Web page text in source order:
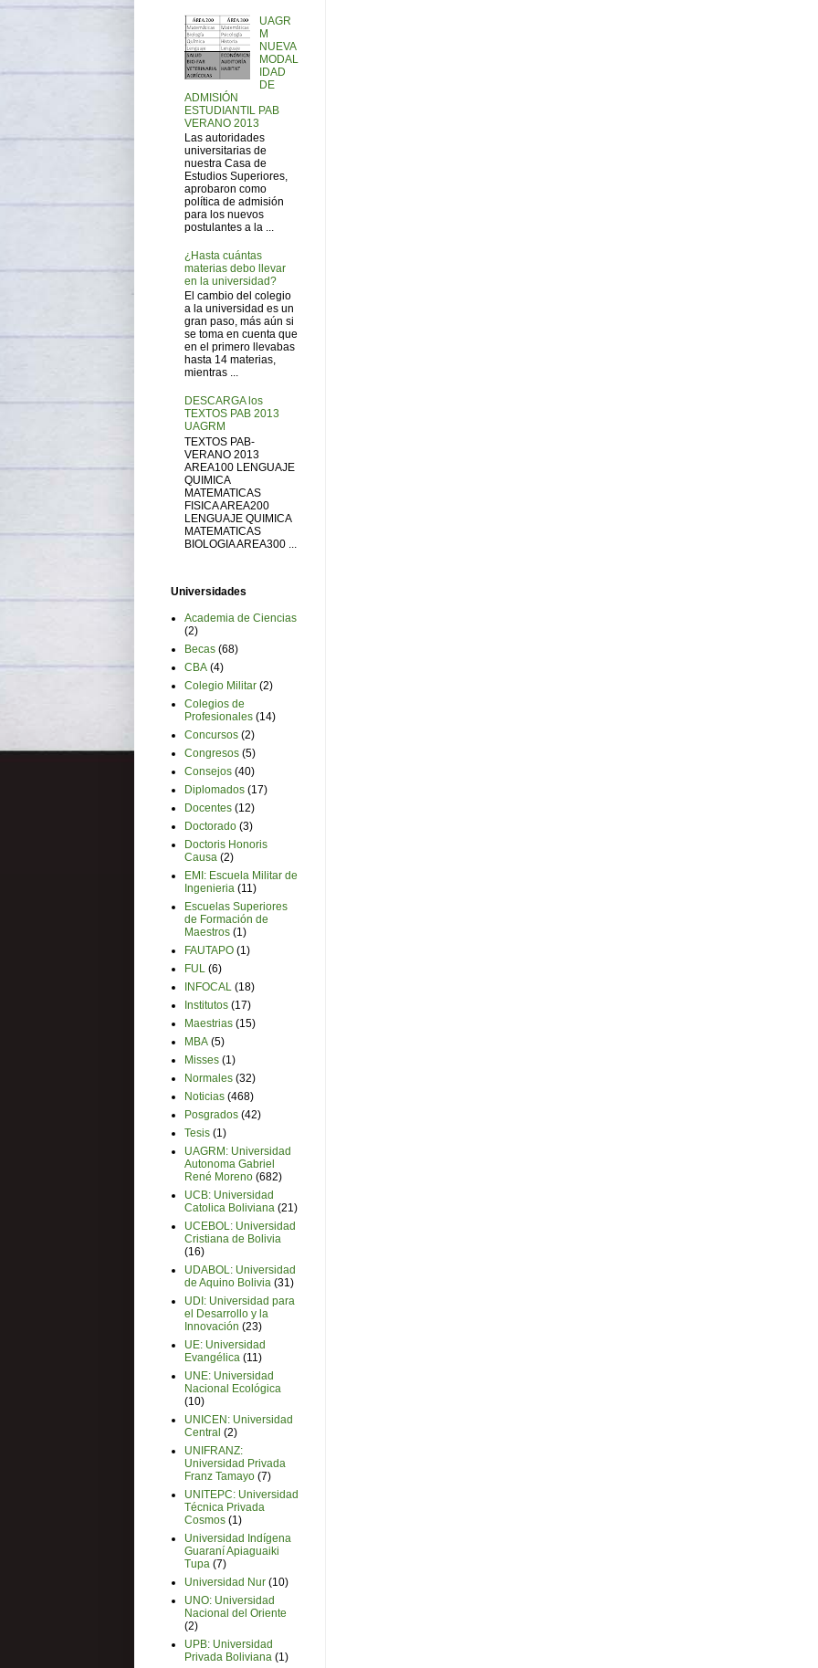
UAGR
M
NUEVA
MODAL
IDAD
DE
ADMISIÓN
ESTUDIANTIL PAB
VERANO 2013
Las autoridades
universitarias de
nuestra Casa de
Estudios Superiores,
aprobaron como
política de admisión
para los nuevos
postulantes a la ...
¿Hasta cuántas
materias debo llevar
en la universidad?
El cambio del colegio
a la universidad es un
gran paso, más aún si
se toma en cuenta que
en el primero llevabas
hasta 14 materias,
mientras ...
DESCARGA los
TEXTOS PAB 2013
UAGRM
TEXTOS PAB-
VERANO 2013
AREA100 LENGUAJE
QUIMICA
MATEMATICAS
FISICA AREA200
LENGUAJE QUIMICA
MATEMATICAS
BIOLOGIA AREA300 ...
Universidades
Academia de Ciencias
(2)
Becas (68)
CBA (4)
Colegio Militar (2)
Colegios de
Profesionales (14)
Concursos (2)
Congresos (5)
Consejos (40)
Diplomados (17)
Docentes (12)
Doctorado (3)
Doctoris Honoris
Causa (2)
EMI: Escuela Militar de
Ingenieria (11)
Escuelas Superiores
de Formación de
Maestros (1)
FAUTAPO (1)
FUL (6)
INFOCAL (18)
Institutos (17)
Maestrias (15)
MBA (5)
Misses (1)
Normales (32)
Noticias (468)
Posgrados (42)
Tesis (1)
UAGRM: Universidad
Autonoma Gabriel
René Moreno (682)
UCB: Universidad
Catolica Boliviana (21)
UCEBOL: Universidad
Cristiana de Bolivia
(16)
UDABOL: Universidad
de Aquino Bolivia (31)
UDI: Universidad para
el Desarrollo y la
Innovación (23)
UE: Universidad
Evangélica (11)
UNE: Universidad
Nacional Ecológica
(10)
UNICEN: Universidad
Central (2)
UNIFRANZ:
Universidad Privada
Franz Tamayo (7)
UNITEPC: Universidad
Técnica Privada
Cosmos (1)
Universidad Indígena
Guaraní Apiaguaiki
Tupa (7)
Universidad Nur (10)
UNO: Universidad
Nacional del Oriente
(2)
UPB: Universidad
Privada Boliviana (1)